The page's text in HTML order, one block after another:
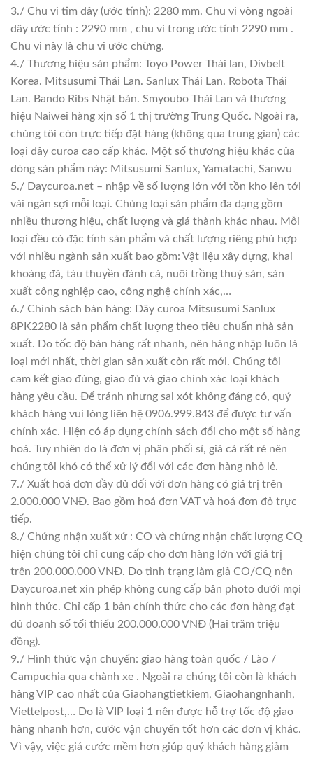
3./ Chu vi tim dây (ước tính): 2280 mm. Chu vi vòng ngoài
dây ước tính : 2290 mm , chu vi trong ước tính 2290 mm .
Chu vi này là chu vi ước chừng.
4./ Thương hiệu sản phẩm: Toyo Power Thái lan, Divbelt
Korea. Mitsusumi Thái Lan. Sanlux Thái Lan. Robota Thái
Lan. Bando Ribs Nhật bản. Smyoubo Thái Lan và thương
hiệu Naiwei hàng xịn số 1 thị trường Trung Quốc. Ngoài ra,
chúng tôi còn trực tiếp đặt hàng (không qua trung gian) các
loại dây curoa cao cấp khác. Một số thương hiệu khác của
dòng sản phẩm này: Mitsusumi Sanlux, Yamatachi, Sanwu
5./ Daycuroa.net – nhập về số lượng lớn với tồn kho lên tới
vài ngàn sợi mỗi loại. Chủng loại sản phẩm đa dạng gồm
nhiều thương hiệu, chất lượng và giá thành khác nhau. Mỗi
loại đều có đặc tính sản phẩm và chất lượng riêng phù hợp
với nhiều ngành sản xuất bao gồm: Vật liệu xây dựng, khai
khoáng đá, tàu thuyền đánh cá, nuôi trồng thuỷ sản, sản
xuất công nghiệp cao, công nghệ chính xác,…
6./ Chính sách bán hàng: Dây curoa Mitsusumi Sanlux
8PK2280 là sản phẩm chất lượng theo tiêu chuẩn nhà sản
xuất. Do tốc độ bán hàng rất nhanh, nên hàng nhập luôn là
loại mới nhất, thời gian sản xuất còn rất mới. Chúng tôi
cam kết giao đúng, giao đủ và giao chính xác loại khách
hàng yêu cầu. Để tránh nhưng sai xót không đáng có, quý
khách hàng vui lòng liên hệ 0906.999.843 để được tư vấn
chính xác. Hiện có áp dụng chính sách đổi cho một số hàng
hoá. Tuy nhiên do là đơn vị phân phối sỉ, giá cả rất rẻ nên
chúng tôi khó có thể xử lý đổi với các đơn hàng nhỏ lẻ.
7./ Xuất hoá đơn đầy đủ đối với đơn hàng có giá trị trên
2.000.000 VNĐ. Bao gồm hoá đơn VAT và hoá đơn đỏ trực
tiếp.
8./ Chứng nhận xuất xứ : CO và chứng nhận chất lượng CQ
hiện chúng tôi chỉ cung cấp cho đơn hàng lớn với giá trị
trên 200.000.000 VNĐ. Do tình trạng làm giả CO/CQ nên
Daycuroa.net xin phép không cung cấp bản photo dưới mọi
hình thức. Chỉ cấp 1 bản chính thức cho các đơn hàng đạt
đủ doanh số tối thiểu 200.000.000 VNĐ (Hai trăm triệu
đồng).
9./ Hình thức vận chuyển: giao hàng toàn quốc / Lào /
Campuchia qua chành xe . Ngoài ra chúng tôi còn là khách
hàng VIP cao nhất của Giaohangtietkiem, Giaohangnhanh,
Viettelpost,… Do là VIP loại 1 nên được hỗ trợ tốc độ giao
hàng nhanh hơn, cước vận chuyển tốt hơn các đơn vị khác.
Vì vậy, việc giá cước mềm hơn giúp quý khách hàng giảm